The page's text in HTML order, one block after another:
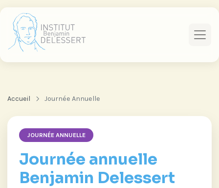
Accueil Journée Annuelle
JOURNÉE ANNUELLE
Journée annuelle
Benjamin Delessert